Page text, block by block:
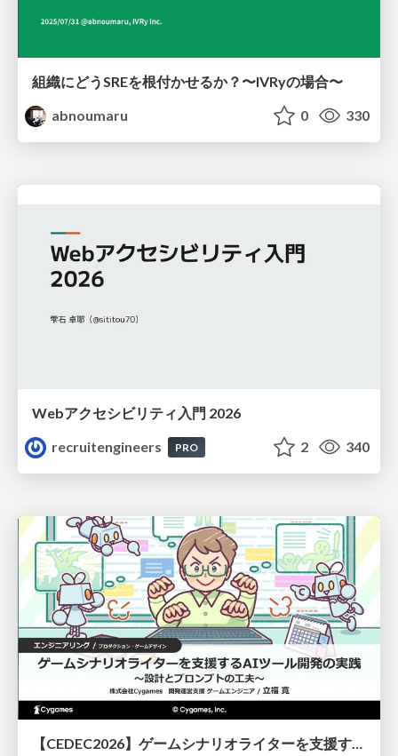
組織にどうSREを根付かせるか？〜IVRyの場合〜
abnoumaru
0 330
Webアクセシビリティ入門 2026
recruitengineers
PRO 2 340
【CEDEC2026】ゲームシナリオライターを支援するAIツール開発の実践 ― 設計とプロンプトの工夫 ―